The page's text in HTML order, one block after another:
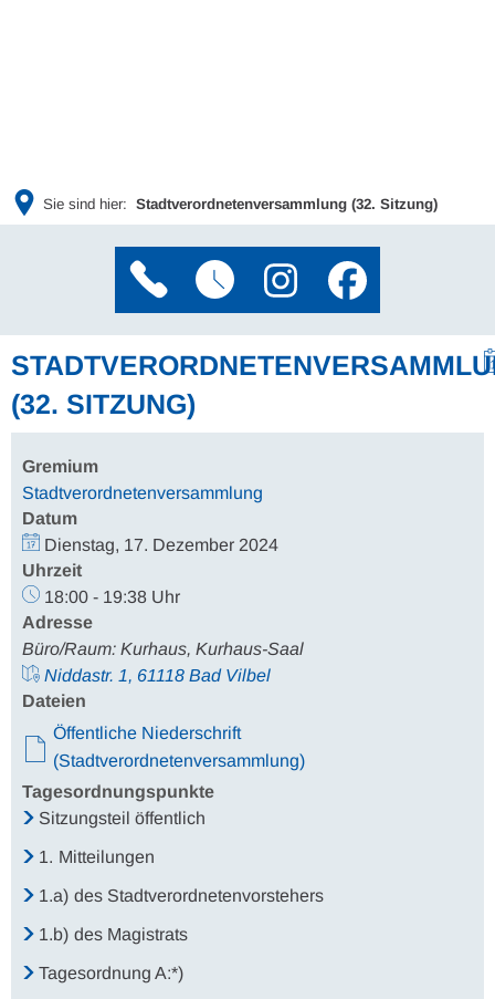
Sie sind hier: Stadtverordnetenversammlung (32. Sitzung)
(32. SITZUNG)
Gremium
Stadtverordnetenversammlung
Datum
Dienstag, 17. Dezember 2024
Uhrzeit
18:00 - 19:38 Uhr
Adresse
Büro/Raum: Kurhaus, Kurhaus-Saal
Niddastr. 1, 61118 Bad Vilbel
Dateien
Öffentliche Niederschrift
(Stadtverordnetenversammlung)
Tagesordnungspunkte
Sitzungsteil öffentlich
1. Mitteilungen
1.a) des Stadtverordnetenvorstehers
1.b) des Magistrats
Tagesordnung A:*)